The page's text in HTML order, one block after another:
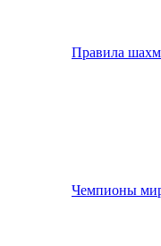
Правила
Чемпионы